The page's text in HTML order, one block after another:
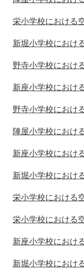
栄小学校における
新堀小学校におけ
野寺小学校におけ
新座小学校におけ
野寺小学校におけ
陣屋小学校におけ
新座小学校におけ
新堀小学校におけ
栄小学校における
栄小学校における
新座小学校におけ
新堀小学校におけ